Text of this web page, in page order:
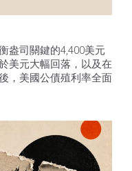
盎司關鍵的4,400美元
美元大幅回落，以及在
，美國公債殖利率全面